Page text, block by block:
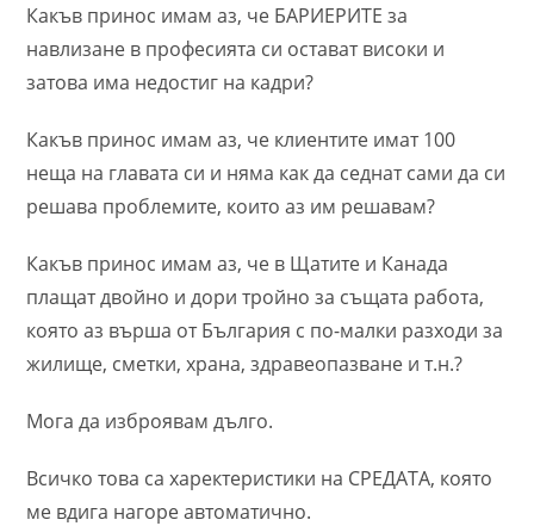
Какъв принос имам аз, че БАРИЕРИТЕ за
навлизане в професията си остават високи и
затова има недостиг на кадри?
Какъв принос имам аз, че клиентите имат 100
неща на главата си и няма как да седнат сами да си
решава проблемите, които аз им решавам?
Какъв принос имам аз, че в Щатите и Канада
плащат двойно и дори тройно за същата работа,
която аз върша от България с по-малки разходи за
жилище, сметки, храна, здравеопазване и т.н.?
Мога да изброявам дълго.
Всичко това са харектеристики на СРЕДАТА, която
ме вдига нагоре автоматично.